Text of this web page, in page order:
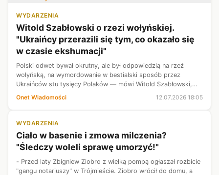
WYDARZENIA
Witold Szabłowski o rzezi wołyńskiej.
"Ukraińcy przerazili się tym, co okazało się
w czasie ekshumacji"
Polski odwet bywał okrutny, ale był odpowiedzią na rzeź
wołyńską, na wymordowanie w bestialski sposób przez
Ukraińców stu tysięcy Polaków — mówi Witold Szabłowski,
autor książki "Opowieści z Wołynia". I dodaje: moim zdaniem
Onet Wiadomości 12.07.2026 18:05
WYDARZENIA
Ciało w basenie i zmowa milczenia?
"Śledczy woleli sprawę umorzyć!"
- Przed laty Zbigniew Ziobro z wielką pompą ogłaszał rozbicie
"gangu notariuszy" w Trójmieście. Ziobro wrócił do domu, a